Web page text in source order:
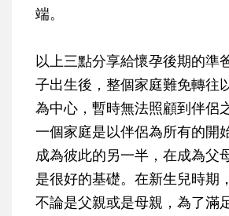
端。
以上三點分享給懷孕後期的準
子出生後，整個家庭難免轉往
為中心，暫時無法照顧到伴侶
一個家庭是以伴侶為所有的開
成為彼此的另一半，在成為父
是很好的基礎。在新生兒時期
不論是父親或是母親，為了滿